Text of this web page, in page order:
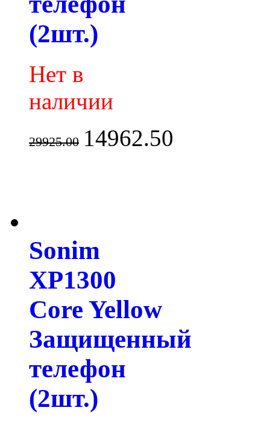
(2шт.)
Нет в
наличии
29925.00 14962.50
Sonim
XP1300
Core Yellow
Защищенный
телефон
(2шт.)